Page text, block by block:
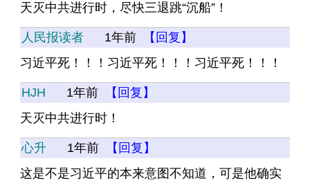
天灭中共进行时，尽快三退跳“沉船”！
人民报读者 1年前
【回复】
习近平死！！！习近平死！！！习近平死！！！
HJH 1年前
【回复】
天灭中共进行时！
心升 1年前
【回复】
这是不是习近平的本来意图不知道，可是他确实